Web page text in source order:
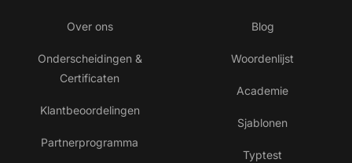
Over ons
Onderscheidingen &
Certificaten
Klantbeoordelingen
Partnerprogramma
Blog
Woordenlijst
Academie
Sjablonen
Typtest